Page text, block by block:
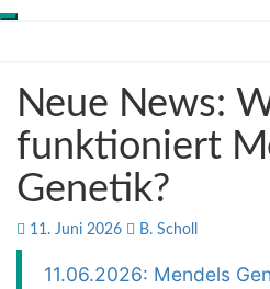
Toggle
Wissenschaft aus
Neue
News:
Wie
funktioniert
Mendels
Genetik?
Neue News:
funktioniert
Genetik?
11. Juni 2026 B. Scholl
11.06.2026: Mendels